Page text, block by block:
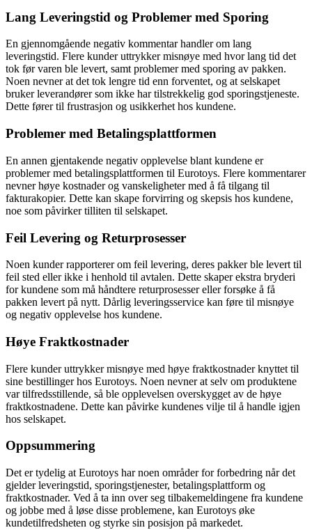
Lang Leveringstid og Problemer med Sporing
En gjennomgående negativ kommentar handler om lang
leveringstid. Flere kunder uttrykker misnøye med hvor lang tid det
tok før varen ble levert, samt problemer med sporing av pakken.
Noen nevner at det tok lengre tid enn forventet, og at selskapet
bruker leverandører som ikke har tilstrekkelig god sporingstjeneste.
Dette fører til frustrasjon og usikkerhet hos kundene.
Problemer med Betalingsplattformen
En annen gjentakende negativ opplevelse blant kundene er
problemer med betalingsplattformen til Eurotoys. Flere kommentarer
nevner høye kostnader og vanskeligheter med å få tilgang til
fakturakopier. Dette kan skape forvirring og skepsis hos kundene,
noe som påvirker tilliten til selskapet.
Feil Levering og Returprosesser
Noen kunder rapporterer om feil levering, deres pakker ble levert til
feil sted eller ikke i henhold til avtalen. Dette skaper ekstra bryderi
for kundene som må håndtere returprosesser eller forsøke å få
pakken levert på nytt. Dårlig leveringsservice kan føre til misnøye
og negativ opplevelse hos kundene.
Høye Fraktkostnader
Flere kunder uttrykker misnøye med høye fraktkostnader knyttet til
sine bestillinger hos Eurotoys. Noen nevner at selv om produktene
var tilfredsstillende, så ble opplevelsen overskygget av de høye
fraktkostnadene. Dette kan påvirke kundenes vilje til å handle igjen
hos selskapet.
Oppsummering
Det er tydelig at Eurotoys har noen områder for forbedring når det
gjelder leveringstid, sporingstjenester, betalingsplattform og
fraktkostnader. Ved å ta inn over seg tilbakemeldingene fra kundene
og jobbe med å løse disse problemene, kan Eurotoys øke
kundetilfredsheten og styrke sin posisjon på markedet.